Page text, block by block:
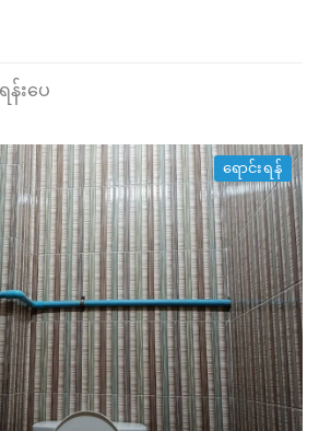
းပေ
ရောင်းရန်